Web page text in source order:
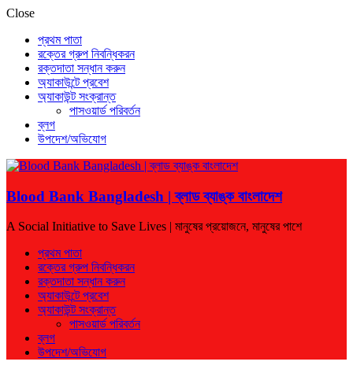
Close
প্রথম পাতা
রক্তের গ্রুপ নিবন্ধিকরন
রক্তদাতা সন্ধান করুন
অ্যাকাউন্টে প্রবেশ
অ্যাকাউন্ট সংক্রান্ত
পাসওয়ার্ড পরিবর্তন
ব্লগ
উপদেশ/অভিযোগ
Blood Bank Bangladesh | ব্লাড ব্যাঙ্ক বাংলাদেশ
A Social Initiative to Save Lives | মানুষের প্রয়োজনে, মানুষের পাশে
প্রথম পাতা
রক্তের গ্রুপ নিবন্ধিকরন
রক্তদাতা সন্ধান করুন
অ্যাকাউন্টে প্রবেশ
অ্যাকাউন্ট সংক্রান্ত
পাসওয়ার্ড পরিবর্তন
ব্লগ
উপদেশ/অভিযোগ